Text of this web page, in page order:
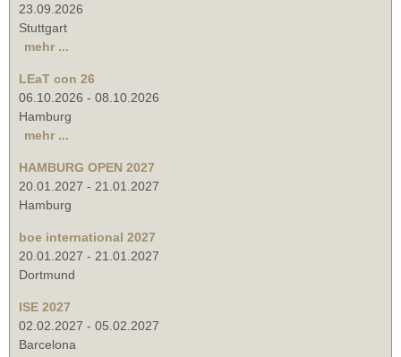
23.09.2026
Stuttgart
mehr ...
LEaT con 26
06.10.2026 - 08.10.2026
Hamburg
mehr ...
HAMBURG OPEN 2027
20.01.2027 - 21.01.2027
Hamburg
boe international 2027
20.01.2027 - 21.01.2027
Dortmund
ISE 2027
02.02.2027 - 05.02.2027
Barcelona